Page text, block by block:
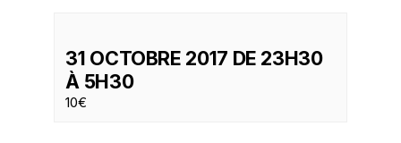
31 OCTOBRE 2017 DE 23H30
À 5H30
10€